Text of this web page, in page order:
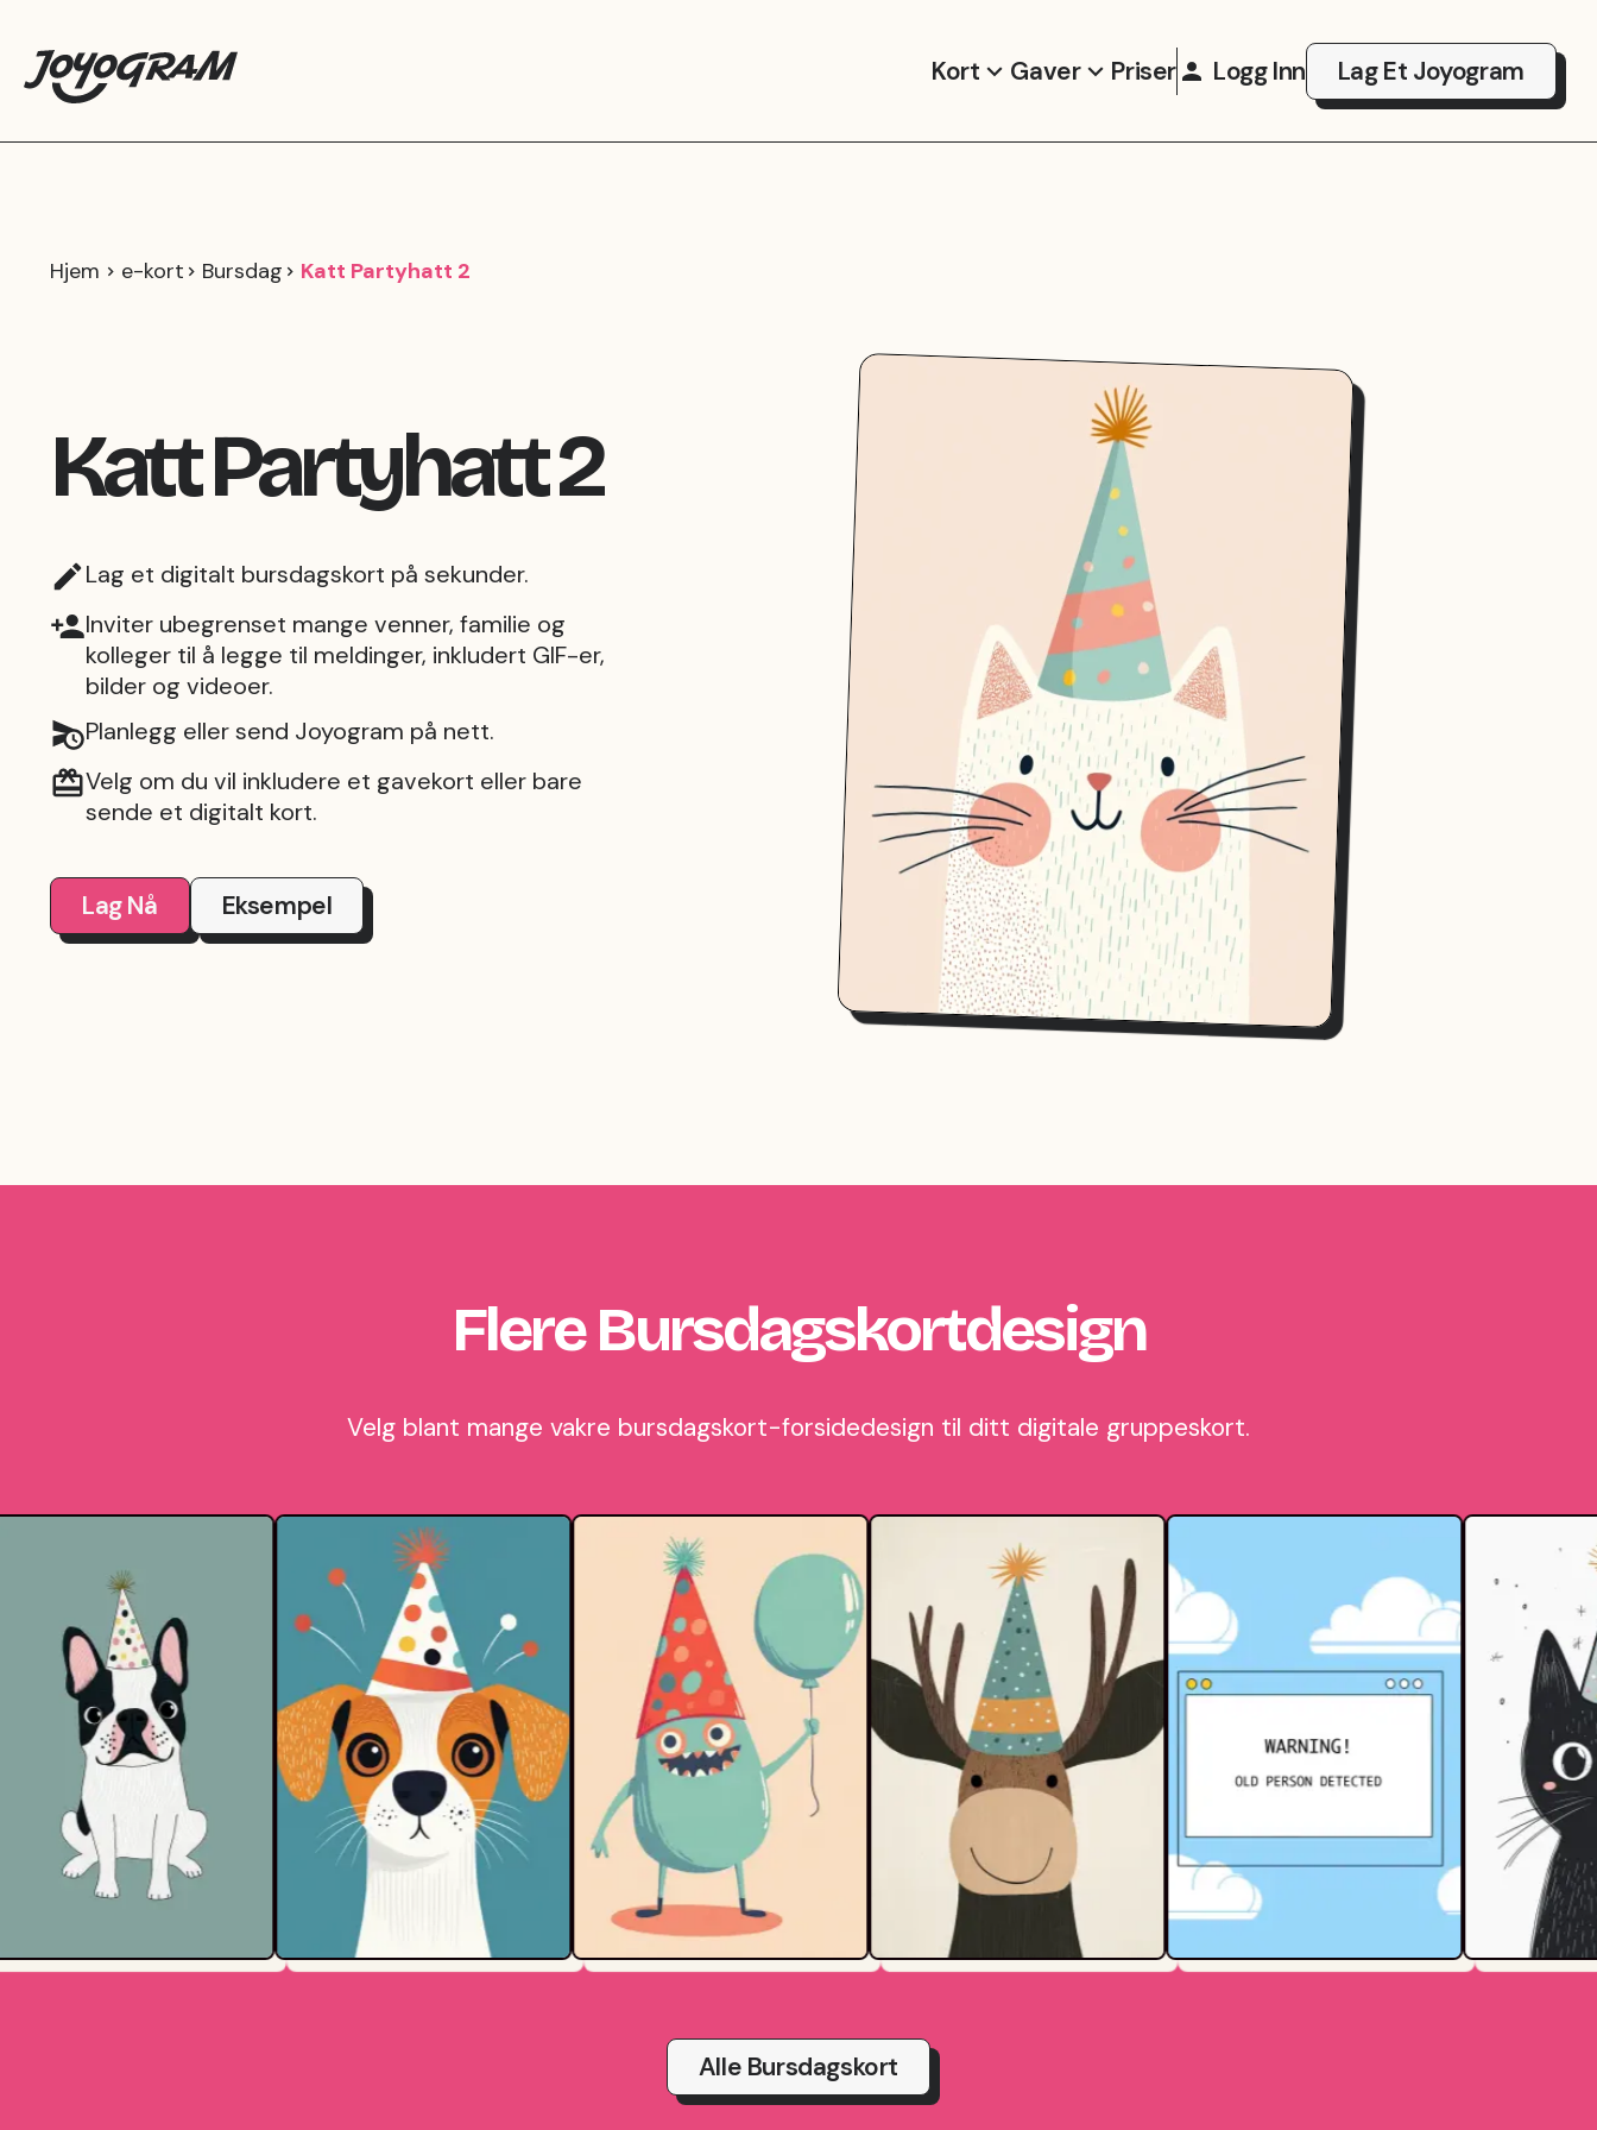
Kort Gaver Priser Logg Inn Lag Et Joyogram
Hjem e-kort Bursdag Katt Partyhatt 2
Katt Partyhatt 2
Lag et digitalt bursdagskort på sekunder.
Inviter ubegrenset mange venner, familie og
kolleger til å legge til meldinger, inkludert GIF-er,
bilder og videoer.
Planlegg eller send Joyogram på nett.
Velg om du vil inkludere et gavekort eller bare
sende et digitalt kort.
Lag Nå Eksempel
Flere Bursdagskortdesign
Velg blant mange vakre bursdagskort-forsidedesign til ditt digitale gruppeskort.
Alle Bursdagskort